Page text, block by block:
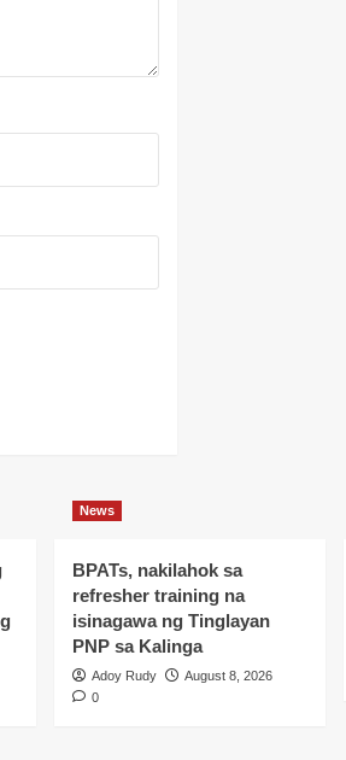
News
BPATs, nakilahok sa
refresher training na
isinagawa ng Tinglayan
PNP sa Kalinga
Adoy Rudy
August 8, 2026
0